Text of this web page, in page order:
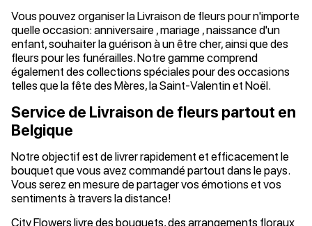
Vous pouvez organiser la Livraison de fleurs pour n'importe
quelle occasion: anniversaire , mariage , naissance d'un
enfant, souhaiter la guérison à un être cher, ainsi que des
fleurs pour les funérailles. Notre gamme comprend
également des collections spéciales pour des occasions
telles que la fête des Mères, la Saint-Valentin et Noël.
Service de Livraison de fleurs partout en
Belgique
Notre objectif est de livrer rapidement et efficacement le
bouquet que vous avez commandé partout dans le pays.
Vous serez en mesure de partager vos émotions et vos
sentiments à travers la distance!
City Flowers livre des bouquets, des arrangements floraux